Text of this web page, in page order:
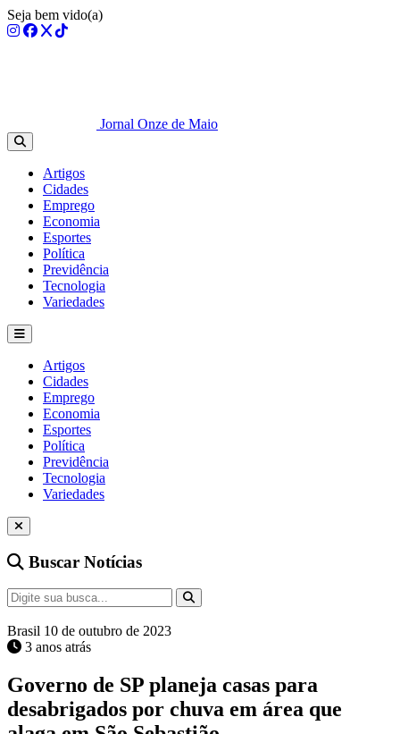
Seja bem vido(a)
Jornal Onze de Maio
Artigos
Cidades
Emprego
Economia
Esportes
Política
Previdência
Tecnologia
Variedades
Artigos
Cidades
Emprego
Economia
Esportes
Política
Previdência
Tecnologia
Variedades
Buscar Notícias
Brasil 10 de outubro de 2023
3 anos atrás
Governo de SP planeja casas para
desabrigados por chuva em área que